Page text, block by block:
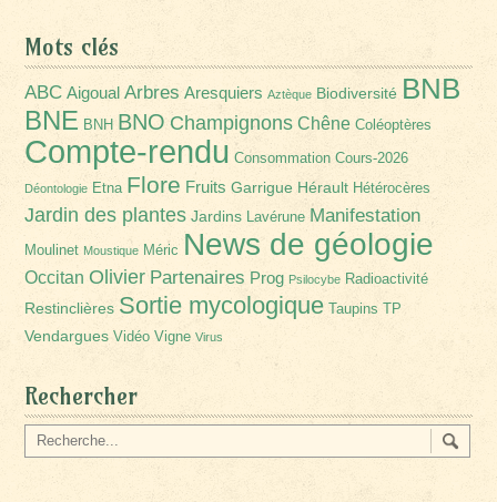
Mots clés
ABC Aigoual Arbres Aresquiers Aztèque Biodiversité BNB
BNE BNH BNO Champignons Chêne Coléoptères
Compte-rendu Consommation Cours-2026
Déontologie Etna Flore Fruits Garrigue Hérault Hétérocères
Jardin des plantes Jardins Lavérune Manifestation
Moulinet Moustique Méric News de géologie
Occitan Olivier Partenaires Prog Psilocybe Radioactivité
Restinclières Sortie mycologique Taupins TP
Vendargues Vidéo Vigne Virus
Rechercher